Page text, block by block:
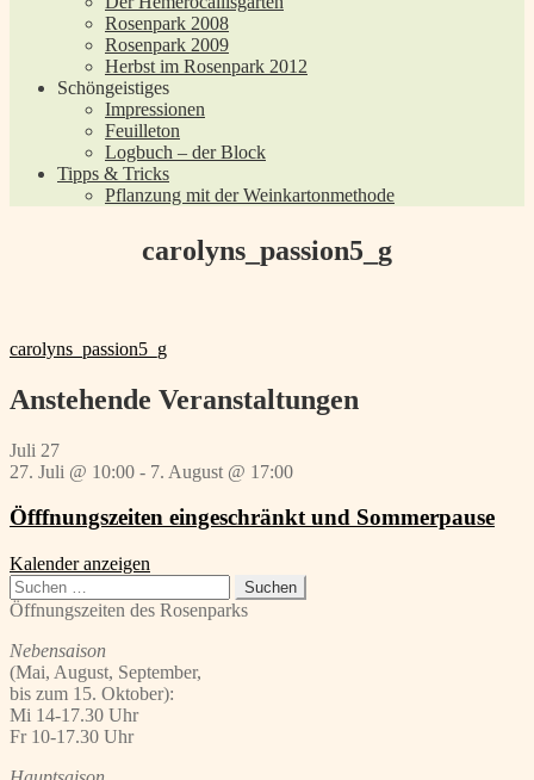
Rosenpark 2008
Rosenpark 2009
Herbst im Rosenpark 2012
Schöngeistiges
Impressionen
Feuilleton
Logbuch – der Block
Tipps & Tricks
Pflanzung mit der Weinkartonmethode
carolyns_passion5_g
Beitragsnavigation
Vorheriger
carolyns_passion5_g
Anstehende Veranstaltungen
Juli 27
27. Juli @ 10:00 - 7. August @ 17:00
Öfffnungszeiten eingeschränkt und Sommerpause
Kalender anzeigen
Suchen
nach:
Öffnungszeiten des Rosenparks
Nebensaison
(Mai, August, September,
bis zum 15. Oktober):
Mi 14-17.30 Uhr
Fr 10-17.30 Uhr